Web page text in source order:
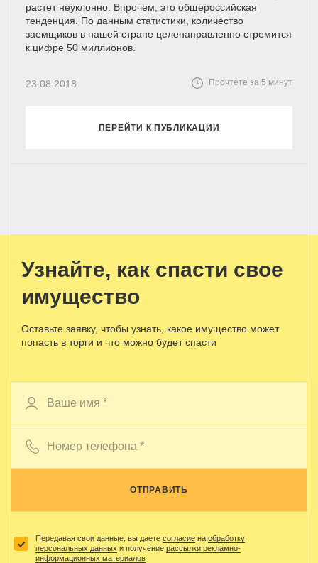
растет неуклонно. Впрочем, это общероссийская
тенденция. По данным статистики, количество
заемщиков в нашей стране целенаправленно стремится
к цифре 50 миллионов.
23.08.2018 Прочтете за 5 минут
ПЕРЕЙТИ К ПУБЛИКАЦИИ
Узнайте, как спасти свое
имущество
Оставьте заявку, чтобы узнать, какое имущество может
попасть в торги и что можно будет спасти
ОТПРАВИТЬ
Передавая свои данные, вы даете согласие на обработку
персональных данных и получение рассылки рекламно-
информационных материалов